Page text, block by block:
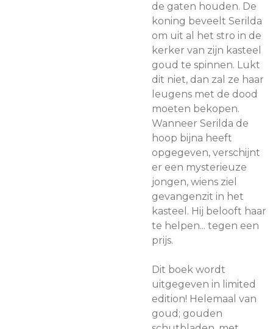
de gaten houden. De
koning beveelt Serilda
om uit al het stro in de
kerker van zijn kasteel
goud te spinnen. Lukt
dit niet, dan zal ze haar
leugens met de dood
moeten bekopen.
Wanneer Serilda de
hoop bijna heeft
opgegeven, verschijnt
er een mysterieuze
jongen, wiens ziel
gevangenzit in het
kasteel. Hij belooft haar
te helpen... tegen een
prijs.
Dit boek wordt
uitgegeven in limited
edition! Helemaal van
goud; gouden